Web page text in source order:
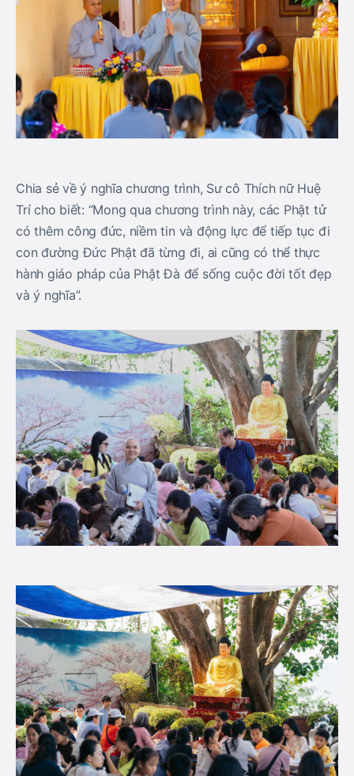
Chia sẻ về ý nghĩa chương trình, Sư cô Thích nữ Huệ
Trí cho biết: “Mong qua chương trình này, các Phật tử
có thêm công đức, niềm tin và động lực để tiếp tục đi
con đường Đức Phật đã từng đi, ai cũng có thể thực
hành giáo pháp của Phật Đà để sống cuộc đời tốt đẹp
và ý nghĩa”.